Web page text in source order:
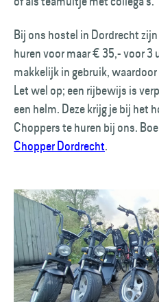
Bij ons hostel in Dordrecht
huren voor maar € 35,- voor 3
makkelijk in gebruik,
Let wel op; een rijbewijs is
een helm. Deze krijg je bij het
Choppers te huren bij ons.
Chopper Dordrecht.